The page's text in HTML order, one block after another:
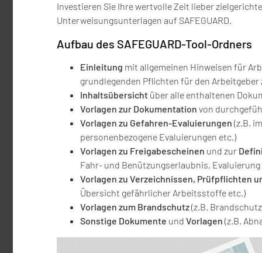
Investieren Sie Ihre wertvolle Zeit lieber
Unterweisungsunterlagen auf SAFEGUARD.
Aufbau des SAFEGUARD-Tool-Ordners
Einleitung mit allgemeinen Hinweisen für
grundlegenden Pflichten für den
Inhaltsübersicht über alle enthaltenen
Vorlagen zur Dokumentation von
Vorlagen zu Gefahren-Evaluierungen (z.B.
personenbezogene Evaluierungen etc.)
Vorlagen zu Freigabescheinen und zur
Fahr- und Benützungserlaubnis, Evaluierung
Vorlagen zu Verzeichnissen, Prüfpflichten
Übersicht gefährlicher Arbeitsstoffe etc.)
Vorlagen zum Brandschutz(z.B.
Sonstige Dokumente und Vorlagen (z.B.